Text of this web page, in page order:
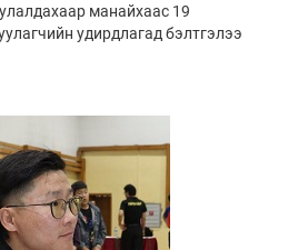
манайхаас 19
удирдлагад бэлтгэлээ